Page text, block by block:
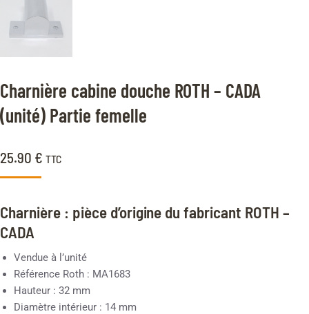
Charnière cabine douche ROTH – CADA
(unité) Partie femelle
25.90 € TTC
Charnière : pièce d’origine du fabricant ROTH –
CADA
Vendue à l’unité
Référence Roth : MA1683
Hauteur : 32 mm
Diamètre intérieur : 14 mm